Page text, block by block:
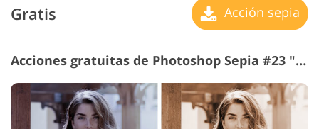
Gratis Acción sepia
Acciones gratuitas de Photoshop Sepia #23 "Sepia Dramatic"